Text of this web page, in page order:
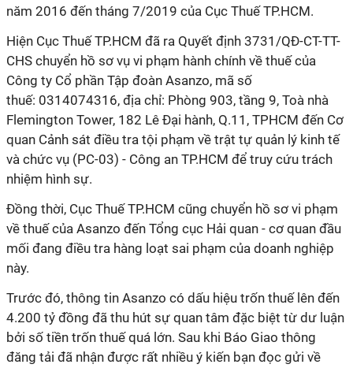
năm 2016 đến tháng 7/2019 của Cục Thuế TP.HCM.
Hiện Cục Thuế TP.HCM đã ra Quyết định 3731/QĐ-CT-TT-
CHS chuyển hồ sơ vụ vi phạm hành chính về thuế của
Công ty Cổ phần Tập đoàn Asanzo, mã số
thuế: 0314074316, địa chỉ: Phòng 903, tầng 9, Toà nhà
Flemington Tower, 182 Lê Đại hành, Q.11, TPHCM đến Cơ
quan Cảnh sát điều tra tội phạm về trật tự quản lý kinh tế
và chức vụ (PC-03) - Công an TP.HCM để truy cứu trách
nhiệm hình sự.
Đồng thời, Cục Thuế TP.HCM cũng chuyển hồ sơ vi phạm
về thuế của Asanzo đến Tổng cục Hải quan - cơ quan đầu
mối đang điều tra hàng loạt sai phạm của doanh nghiệp
này.
Trước đó, thông tin Asanzo có dấu hiệu trốn thuế lên đến
4.200 tỷ đồng đã thu hút sự quan tâm đặc biệt từ dư luận
bởi số tiền trốn thuế quá lớn. Sau khi Báo Giao thông
đăng tải đã nhận được rất nhiều ý kiến bạn đọc gửi về